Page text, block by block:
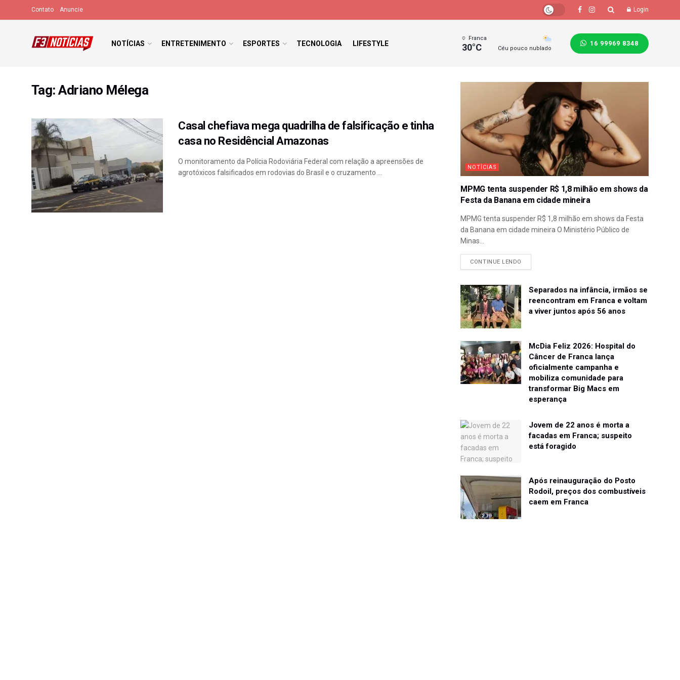
Contato Anuncie Login
NOTÍCIAS ENTRETENIMENTO ESPORTES TECNOLOGIA LIFESTYLE
Franca
30°C Céu pouco nublado
16 99969 8348
Tag:Adriano Mélega
Casal chefiava mega quadrilha de falsificação e tinha
casa no Residêncial Amazonas
O monitoramento da Polícia Rodoviária Federal com relação a apreensões de
agrotóxicos falsificados em rodovias do Brasil e o cruzamento ...
NOTÍCIAS
MPMG tenta suspender R$ 1,8 milhão em shows da
Festa da Banana em cidade mineira
MPMG tenta suspender R$ 1,8 milhão em shows da Festa
da Banana em cidade mineira O Ministério Público de
Minas...
CONTINUE LENDO
Separados na infância, irmãos se
reencontram em Franca e voltam
a viver juntos após 56 anos
McDia Feliz 2026: Hospital do
Câncer de Franca lança
oficialmente campanha e
mobiliza comunidade para
transformar Big Macs em
esperança
Jovem de 22 anos é morta a
facadas em Franca; suspeito
está foragido
Após reinauguração do Posto
Rodoil, preços dos combustíveis
caem em Franca